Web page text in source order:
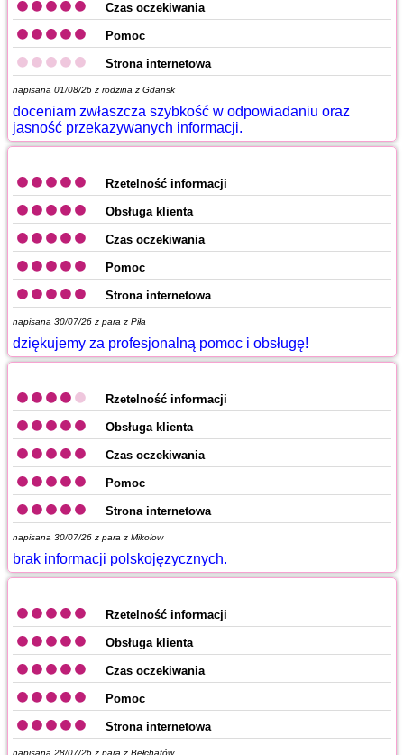
Czas oczekiwania
Pomoc
Strona internetowa
napisana 01/08/26 z rodzina z Gdansk
doceniam zwłaszcza szybkość w odpowiadaniu oraz
jasność przekazywanych informacji.
Rzetelność informacji
Obsługa klienta
Czas oczekiwania
Pomoc
Strona internetowa
napisana 30/07/26 z para z Piła
dziękujemy za profesjonalną pomoc i obsługę!
Rzetelność informacji
Obsługa klienta
Czas oczekiwania
Pomoc
Strona internetowa
napisana 30/07/26 z para z Mikolow
brak informacji polskojęzycznych.
Rzetelność informacji
Obsługa klienta
Czas oczekiwania
Pomoc
Strona internetowa
napisana 28/07/26 z para z Bełchatów